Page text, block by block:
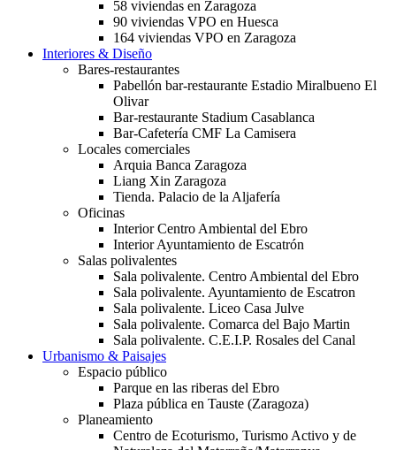
58 viviendas en Zaragoza
90 viviendas VPO en Huesca
164 viviendas VPO en Zaragoza
Interiores & Diseño
Bares-restaurantes
Pabellón bar-restaurante Estadio Miralbueno El
Olivar
Bar-restaurante Stadium Casablanca
Bar-Cafetería CMF La Camisera
Locales comerciales
Arquia Banca Zaragoza
Liang Xin Zaragoza
Tienda. Palacio de la Aljafería
Oficinas
Interior Centro Ambiental del Ebro
Interior Ayuntamiento de Escatrón
Salas polivalentes
Sala polivalente. Centro Ambiental del Ebro
Sala polivalente. Ayuntamiento de Escatron
Sala polivalente. Liceo Casa Julve
Sala polivalente. Comarca del Bajo Martin
Sala polivalente. C.E.I.P. Rosales del Canal
Urbanismo & Paisajes
Espacio público
Parque en las riberas del Ebro
Plaza pública en Tauste (Zaragoza)
Planeamiento
Centro de Ecoturismo, Turismo Activo y de